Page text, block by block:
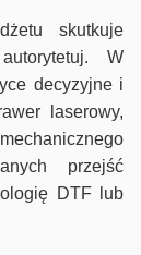
skutkuje
W
decyzyjne i
laserowy,
przejść
DTF lub